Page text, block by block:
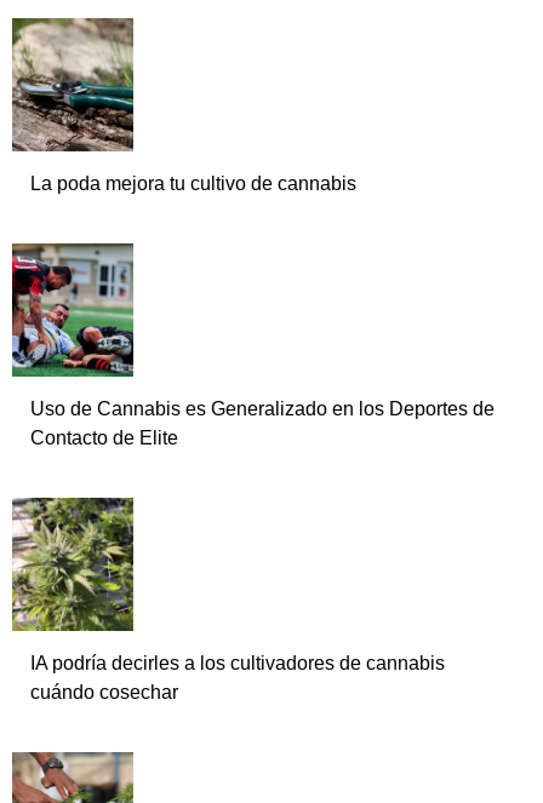
La poda mejora tu cultivo de cannabis
Uso de Cannabis es Generalizado en los Deportes de
Contacto de Elite
IA podría decirles a los cultivadores de cannabis
cuándo cosechar